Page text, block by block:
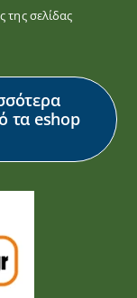
της σελίδας
τα eshop